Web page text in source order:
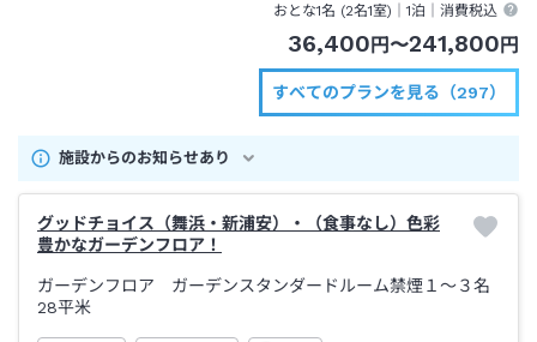
おとな1名 (2名1室)｜1泊 ｜消費税込
36,400円〜241,800円
すべてのプランを見る（297）
施設からのお知らせあり
グッドチョイス（舞浜・新浦安）・（食事なし）色彩
豊かなガーデンフロア！
ガーデンフロア ガーデンスタンダードルーム禁煙１～３名
28平米